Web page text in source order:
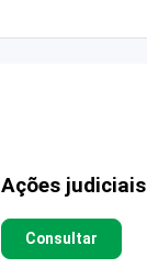
Ações judiciais
Consultar